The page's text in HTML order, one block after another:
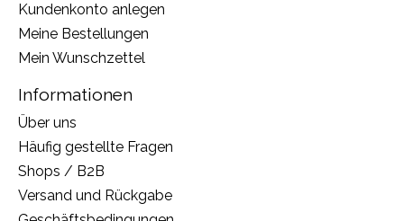
Kundenkonto anlegen
Meine Bestellungen
Mein Wunschzettel
Informationen
Über uns
Häufig gestellte Fragen
Shops / B2B
Versand und Rückgabe